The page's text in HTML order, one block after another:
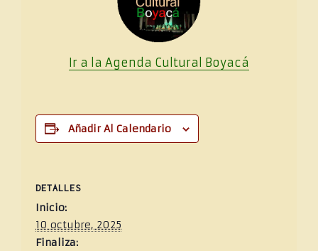
Ir a la Agenda Cultural Boyacá
Añadir Al Calendario
DETALLES
Inicio:
10 octubre, 2025
Finaliza: